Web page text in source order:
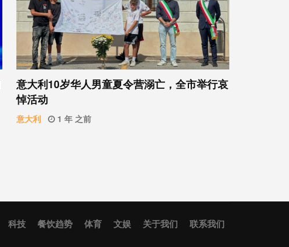
意大利10岁华人男童夏令营溺亡，全市举行哀
悼活动
意大利 1 年 之前
科技 餐饮趋势 体育 文娱 关于我们 联系我们